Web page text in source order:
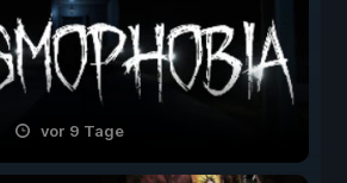
vor 9 Tage